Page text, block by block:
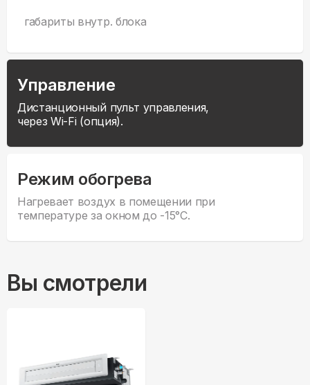
габариты внутр. блока
Управление
Дистанционный пульт управления,
через Wi-Fi (опция).
Режим обогрева
Нагревает воздух в помещении при
температуре за окном до -15°С.
Вы смотрели